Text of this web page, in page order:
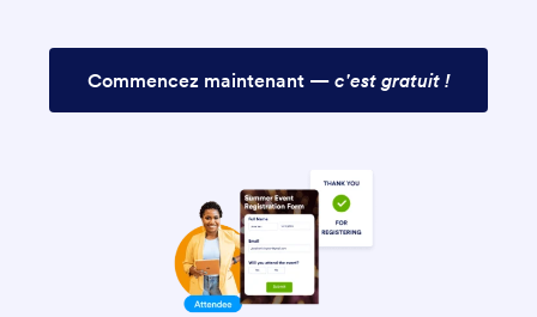
Commencez maintenant — c'est gratuit !